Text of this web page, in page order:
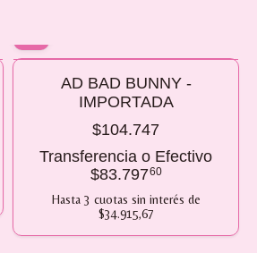
COMPRANDO 2 O MÁS
AD BAD BUNNY -
IMPORTADA
$104.747
Transferencia o Efectivo
$83.79760
Hasta 3 cuotas sin interés de
$34.915,67